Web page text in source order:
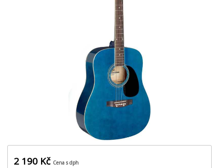
2 190 Kč Cena s dph